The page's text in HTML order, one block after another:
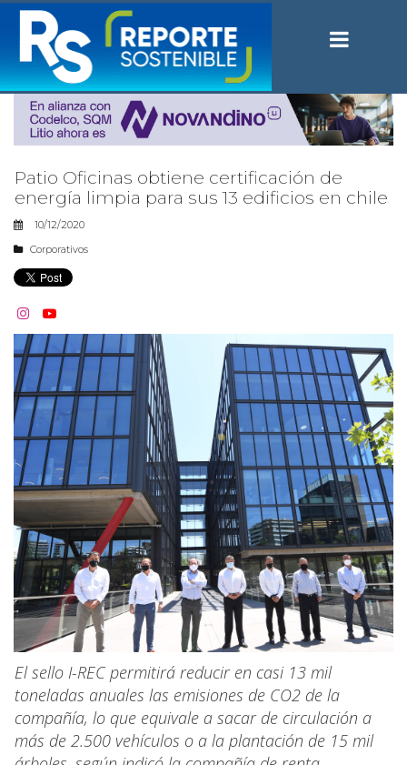
Patio Oficinas obtiene certificación de
energía limpia para sus 13 edificios en chile
10/12/2020
Corporativos
 
El sello I-REC permitirá reducir en casi 13 mil
toneladas anuales las emisiones de CO2 de la
compañía, lo que equivale a sacar de circulación a
más de 2.500 vehículos o a la plantación de 15 mil